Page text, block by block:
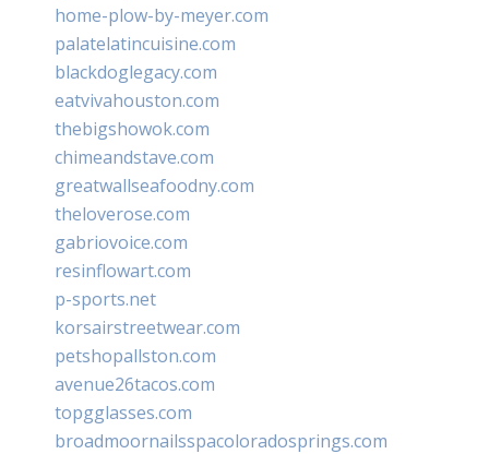
home-plow-by-meyer.com
palatelatincuisine.com
blackdoglegacy.com
eatvivahouston.com
thebigshowok.com
chimeandstave.com
greatwallseafoodny.com
theloverose.com
gabriovoice.com
resinflowart.com
p-sports.net
korsairstreetwear.com
petshopallston.com
avenue26tacos.com
topgglasses.com
broadmoornailsspacoloradosprings.com